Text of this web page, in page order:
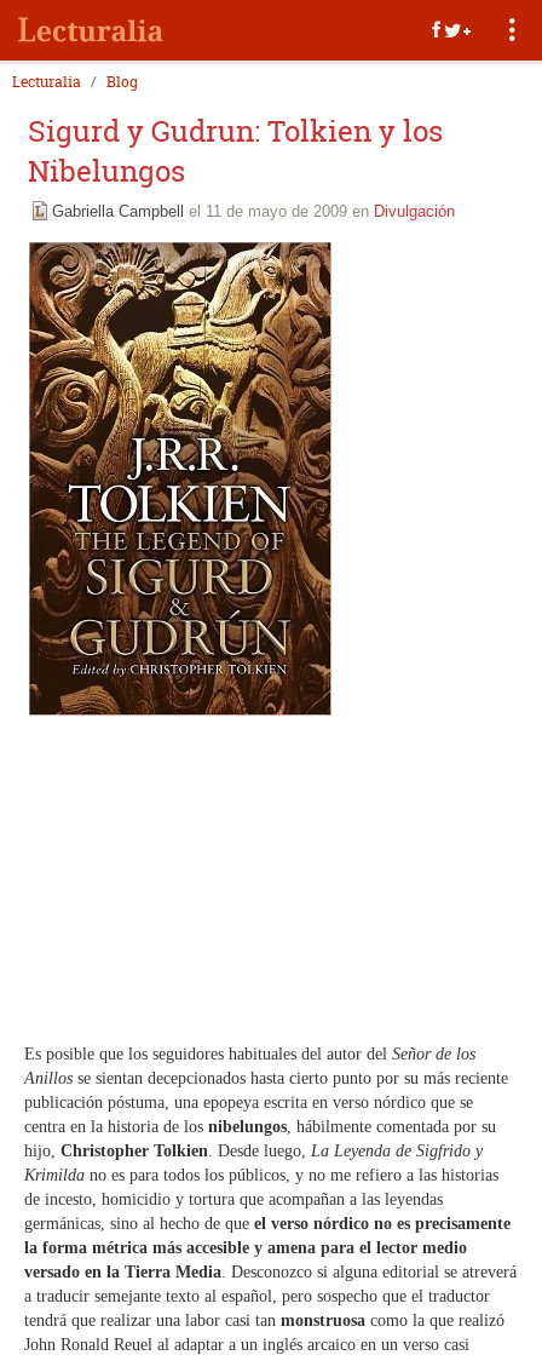
Lecturalia Blog
Sigurd y Gudrun: Tolkien y los
Nibelungos
Gabriella Campbell el 11 de mayo de 2009 en Divulgación
Es posible que los seguidores habituales del autor del Señor de los
Anillos se sientan decepcionados hasta cierto punto por su más reciente
publicación póstuma, una epopeya escrita en verso nórdico que se
centra en la historia de los nibelungos, hábilmente comentada por su
hijo, Christopher Tolkien. Desde luego, La Leyenda de Sigfrido y
Krimilda no es para todos los públicos, y no me refiero a las historias
de incesto, homicidio y tortura que acompañan a las leyendas
germánicas, sino al hecho de que el verso nórdico no es precisamente
la forma métrica más accesible y amena para el lector medio
versado en la Tierra Media. Desconozco si alguna editorial se atreverá
a traducir semejante texto al español, pero sospecho que el traductor
tendrá que realizar una labor casi tan monstruosa como la que realizó
John Ronald Reuel al adaptar a un inglés arcaico en un verso casi